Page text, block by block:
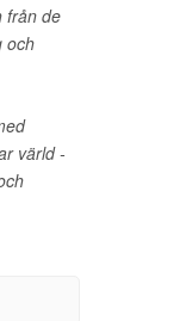
från de
och
värld -